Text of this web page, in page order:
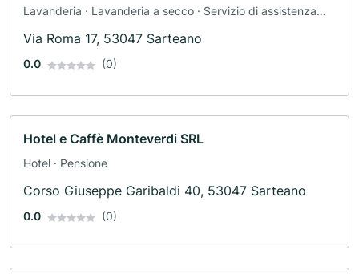
Lavanderia · Lavanderia a secco · Servizio di assistenza
Via Roma 17, 53047 Sarteano
0.0 (0)
Hotel e Caffè Monteverdi SRL
Hotel · Pensione
Corso Giuseppe Garibaldi 40, 53047 Sarteano
0.0 (0)